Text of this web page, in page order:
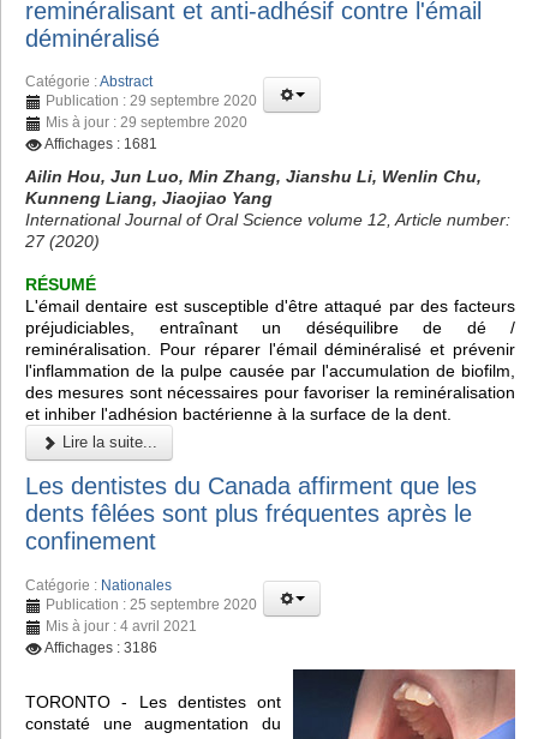
reminéralisant et anti-adhésif contre l'émail
déminéralisé
Catégorie :Abstract
Publication : 29 septembre 2020
Mis à jour : 29 septembre 2020
Affichages : 1681
Ailin Hou, Jun Luo, Min Zhang, Jianshu Li, Wenlin Chu,
Kunneng Liang, Jiaojiao Yang
International Journal of Oral Science volume 12, Article number:
27 (2020)
RÉSUMÉ
L'émail dentaire est susceptible d'être attaqué par des facteurs
préjudiciables, entraînant un déséquilibre de dé /
reminéralisation. Pour réparer l'émail déminéralisé et prévenir
l'inflammation de la pulpe causée par l'accumulation de biofilm,
des mesures sont nécessaires pour favoriser la reminéralisation
et inhiber l'adhésion bactérienne à la surface de la dent.
Lire la suite...
Les dentistes du Canada affirment que les
dents fêlées sont plus fréquentes après le
confinement
Catégorie : Nationales
Publication : 25 septembre 2020
Mis à jour : 4 avril 2021
Affichages : 3186
TORONTO - Les dentistes ont
constaté une augmentation du